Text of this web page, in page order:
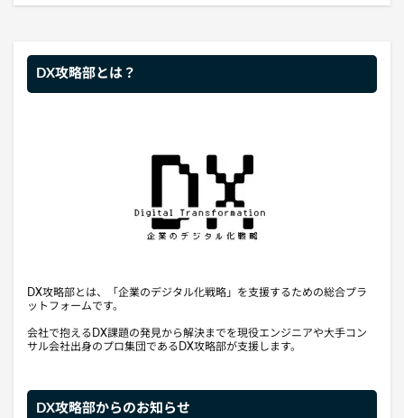
DX攻略部とは？
DX攻略部とは、「企業のデジタル化戦略」を支援するための総合プラ
ットフォームです。
会社で抱えるDX課題の発見から解決までを現役エンジニアや大手コン
サル会社出身のプロ集団であるDX攻略部が支援します。
DX攻略部からのお知らせ